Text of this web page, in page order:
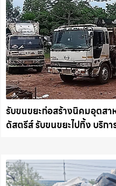
รับขนขยะก่อสร้างนิคมอุตสา
ดัสตรีส์ รับขนขยะไปทิ้ง บริ